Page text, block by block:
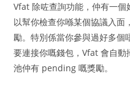
Vfat 除咗查詢功能，仲有一
以幫你檢查你喺某個協議入面
勵。特別係當你參與過好多個
要連接你嘅錢包，Vfat 會自
池仲有 pending 嘅獎勵。